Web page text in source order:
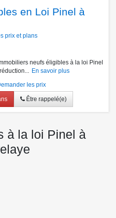
en Loi Pinel à
prix et plans
neufs éligibles à la loi Pinel
En savoir plus
les prix
Être rappelé(e)
à la loi Pinel à